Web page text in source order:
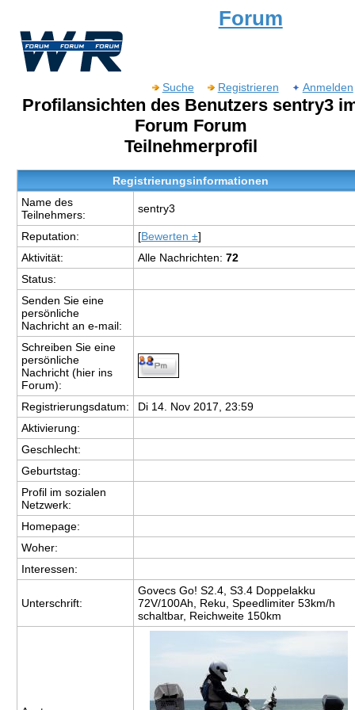
Forum
Suche Registrieren Anmelden
Profilansichten des Benutzers sentry3
Forum Forum
Teilnehmerprofil
Registrierungsinformationen
Name des
Teilnehmers:
sentry3
Reputation: [Bewerten ±]
Aktivität:
Alle Nachrichten:72
Status:
Senden Sie eine
persönliche
Nachricht an e-mail:
Schreiben Sie eine
persönliche
Nachricht (hier ins
Forum):
Registrierungsdatum:
Di 14. Nov 2017, 23:59
Aktivierung:
Geschlecht:
Geburtstag:
Profil im sozialen
Netzwerk:
Homepage:
Woher:
Interessen:
Unterschrift:
Govecs Go! S2.4, S3.4 Doppelakku
72V/100Ah, Reku, Speedlimiter 53km/h
schaltbar, Reichweite 150km